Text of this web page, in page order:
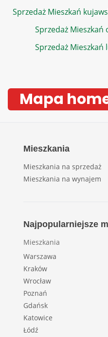
Sprzedaż Mieszkań
Sprzedaż Mieszkań
Sprzedaż Mieszkań
Mapa
Mieszkania
Mieszkania na sprzedaż
Mieszkania na wynajem
Najpopularniejsze
Mieszkania
Warszawa
Kraków
Wrocław
Poznań
Gdańsk
Katowice
Łódź